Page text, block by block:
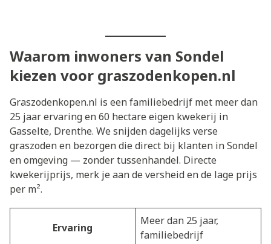
Waarom inwoners van Sondel
kiezen voor graszodenkopen.nl
Graszodenkopen.nl is een familiebedrijf met meer dan
25 jaar ervaring en 60 hectare eigen kwekerij in
Gasselte, Drenthe. We snijden dagelijks verse
graszoden en bezorgen die direct bij klanten in Sondel
en omgeving — zonder tussenhandel. Directe
kwekerijprijs, merk je aan de versheid en de lage prijs
per m².
Ervaring
Meer dan 25 jaar,
familiebedrijf